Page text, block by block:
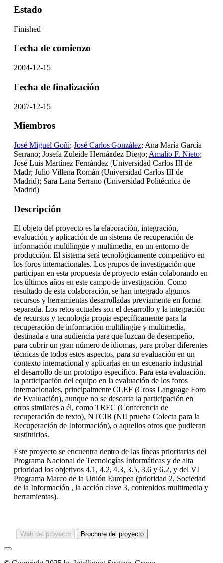
Estado
Finished
Fecha de comienzo
2004-12-15
Fecha de finalización
2007-12-15
Miembros
José Miguel Goñi; José Carlos González; Ana María García
Serrano; Josefa Zuleide Hernández Diego; Amalio F. Nieto;
José Luis Martínez Fernández (Universidad Carlos III de
Madr; Julio Villena Román (Universidad Carlos III de
Madrid); Sara Lana Serrano (Universidad Politécnica de
Madrid)
Descripción
El objeto del proyecto es la elaboración, integración,
evaluación y aplicación de un sistema de recuperación de
información multilingüe y multimedia, en un entorno de
producción. El sistema será tecnológicamente competitivo en
los foros internacionales. Los grupos de investigación que
participan en esta propuesta de proyecto están colaborando en
los últimos años en este campo de investigación. Como
resultado de esta colaboración, se han integrado algunos
recursos y herramientas desarrolladas previamente en forma
separada. Los retos actuales son el desarrollo y la integración
de recursos y tecnología propia específicamente para la
recuperación de información multilingüe y multimedia,
destinada a una audiencia para que luzcan de desempeño,
para cubrir un gran número de idiomas, para probar diferentes
técnicas de todos estos aspectos, para su evaluación en un
contexto internacional y aplicarlas en un escenario industrial
el desarrollo de un prototipo específico. Para esta evaluación,
la participación del equipo en la evaluación de los foros
internacionales, principalmente CLEF (Cross Language Foro
de Evaluación), aunque no se descarta la participación en
otros similares a él, como TREC (Conferencia de
recuperación de texto), NTCIR (NII prueba Colecta para la
Recuperación de Información), o aquellos otros que pudieran
sustituirlos.
Este proyecto se encuentra dentro de las líneas prioritarias del
Programa Nacional de Tecnologías Informáticas y de alta
prioridad los objetivos 4.1, 4.2, 4.3, 3.5, 3.6 y 6.2, y del VI
Programa Marco de la Unión Europea (prioridad 2, Sociedad
de la Información , la acción clave 3, contenidos multimedia y
herramientas).
Web del proyecto Brochure del proyecto